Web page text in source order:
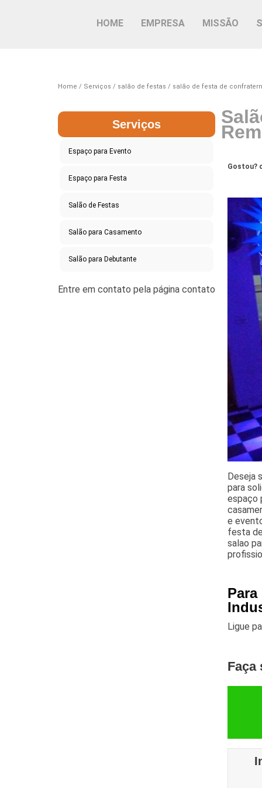
HOME EMPRESA MISSÃO
Home Serviços salão de festas salão de festa de
Serviços
Espaço para Evento
Espaço para Festa
Salão de Festas
Salão para Casamento
Salão para Debutante
Gostou?
Deseja
para
espaço
e
festa
salao
Ligue
Faça